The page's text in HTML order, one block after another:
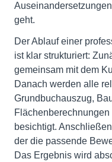
geht.
Der Ablauf einer
ist klar strukturiert:
gemeinsam mit dem
Danach werden alle
Grundbuchauszug,
besichtigt.
der die passende
Das Ergebnis wird